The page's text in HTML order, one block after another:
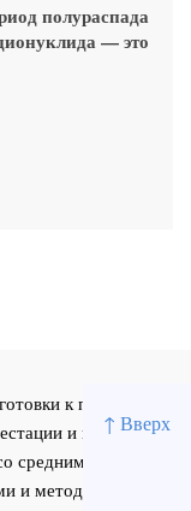
↑ Вверх
полураспада
— это
к первичной
и повышения
средним и высшим
и методическими